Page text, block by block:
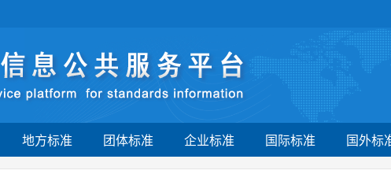
地方标准 团体标准 企业标准 国际标准 国外标